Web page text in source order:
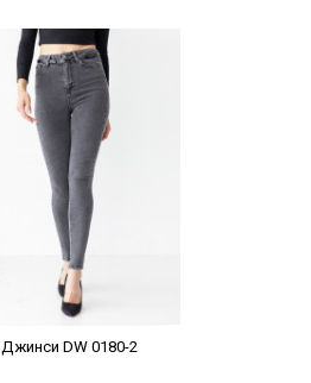
Наклейки Варіант з %
Джинси DW 0180-2